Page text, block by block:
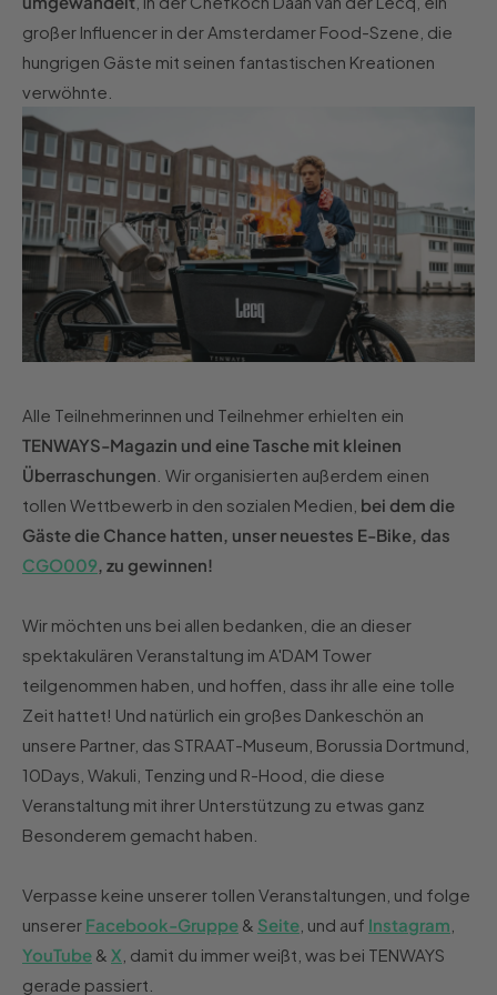
großer Influencer in der Amsterdamer Food-Szene, die
hungrigen Gäste mit seinen fantastischen Kreationen
verwöhnte.
Alle Teilnehmerinnen und Teilnehmer erhielten ein
TENWAYS-Magazin und eine Tasche mit kleinen
Überraschungen . Wir organisierten außerdem einen
tollen Wettbewerb in den sozialen Medien, bei dem die
Gäste die Chance hatten, unser neuestes E-Bike, das
CGO009 , zu gewinnen!
Wir möchten uns bei allen bedanken, die an dieser
spektakulären Veranstaltung im A'DAM Tower
teilgenommen haben, und hoffen, dass ihr alle eine tolle
Zeit hattet! Und natürlich ein großes Dankeschön an
unsere Partner, das STRAAT-Museum, Borussia Dortmund,
10Days, Wakuli, Tenzing und R-Hood, die diese
Veranstaltung mit ihrer Unterstützung zu etwas ganz
Besonderem gemacht haben.
Verpasse keine unserer tollen Veranstaltungen, und folge
unserer Facebook-Gruppe & Seite , und auf Instagram
YouTube & X , damit du immer weißt, was bei TENWAYS
gerade passiert.